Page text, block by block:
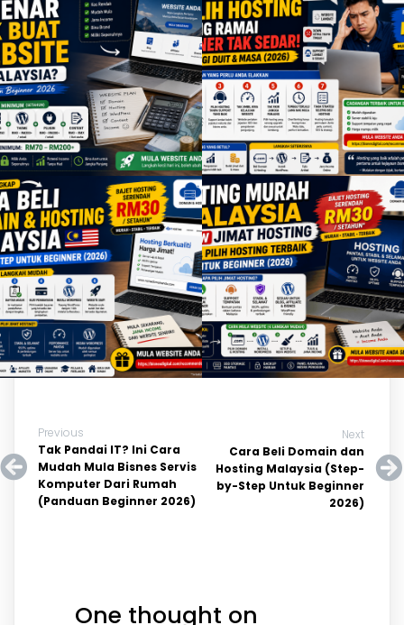
Previous
Tak Pandai IT? Ini Cara
Mudah Mula Bisnes Servis
Komputer Dari Rumah
(Panduan Beginner 2026)
Next
Cara Beli Domain dan
Hosting Malaysia (Step-
by-Step Untuk Beginner
2026)
One thought on